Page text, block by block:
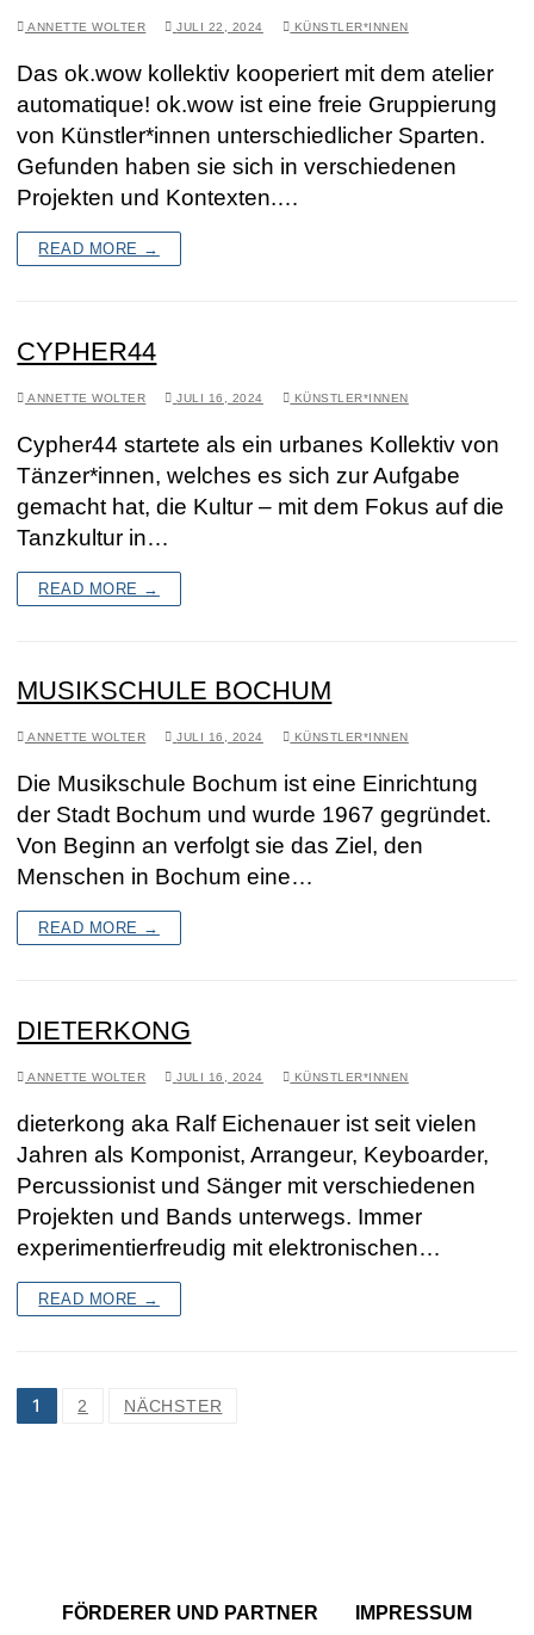
ANNETTE WOLTER JULI 22, 2024 KÜNSTLER*INNEN
Das ok.wow kollektiv kooperiert mit dem atelier
automatique! ok.wow ist eine freie Gruppierung
von Künstler*innen unterschiedlicher Sparten.
Gefunden haben sie sich in verschiedenen
Projekten und Kontexten.…
READ MORE →
CYPHER44
ANNETTE WOLTER JULI 16, 2024 KÜNSTLER*INNEN
Cypher44 startete als ein urbanes Kollektiv von
Tänzer*innen, welches es sich zur Aufgabe
gemacht hat, die Kultur – mit dem Fokus auf die
Tanzkultur in…
READ MORE →
MUSIKSCHULE BOCHUM
ANNETTE WOLTER JULI 16, 2024 KÜNSTLER*INNEN
Die Musikschule Bochum ist eine Einrichtung
der Stadt Bochum und wurde 1967 gegründet.
Von Beginn an verfolgt sie das Ziel, den
Menschen in Bochum eine…
READ MORE →
DIETERKONG
ANNETTE WOLTER JULI 16, 2024 KÜNSTLER*INNEN
dieterkong aka Ralf Eichenauer ist seit vielen
Jahren als Komponist, Arrangeur, Keyboarder,
Percussionist und Sänger mit verschiedenen
Projekten und Bands unterwegs. Immer
experimentierfreudig mit elektronischen…
READ MORE →
SEITENNUMMERIERUNG
1 2 NÄCHSTER
FÖRDERER UND PARTNER IMPRESSUM